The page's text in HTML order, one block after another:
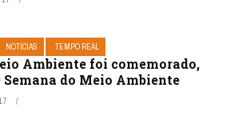
NOTÍCIAS TEMPO REAL
Ambiente foi comemorado,
Semana do Meio Ambiente